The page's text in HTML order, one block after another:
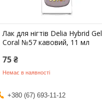
Лак для нігтів Delia Hybrid Gel
Coral №57 кавовий, 11 мл
75 ₴
Немає в наявності
+380 (67) 693-11-12